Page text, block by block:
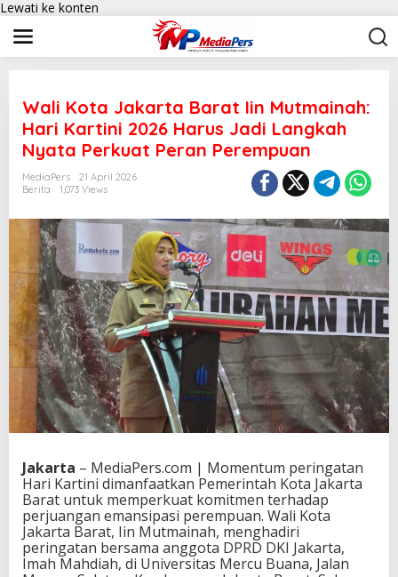
Lewati ke konten
Wali Kota Jakarta Barat Iin Mutmainah:
Hari Kartini 2026 Harus Jadi Langkah
Nyata Perkuat Peran Perempuan
MediaPers
21 April 2026
Berita
1,073 Views
Jakarta – MediaPers.com | Momentum peringatan
Hari Kartini dimanfaatkan Pemerintah Kota Jakarta
Barat untuk memperkuat komitmen terhadap
perjuangan emansipasi perempuan. Wali Kota
Jakarta Barat, Iin Mutmainah, menghadiri
peringatan bersama anggota DPRD DKI Jakarta,
Imah Mahdiah, di Universitas Mercu Buana, Jalan